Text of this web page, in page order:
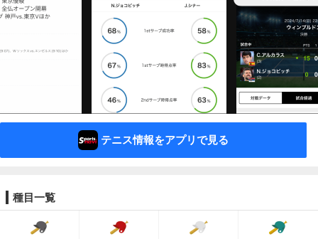
テニス情報をアプリで見る
種目一覧